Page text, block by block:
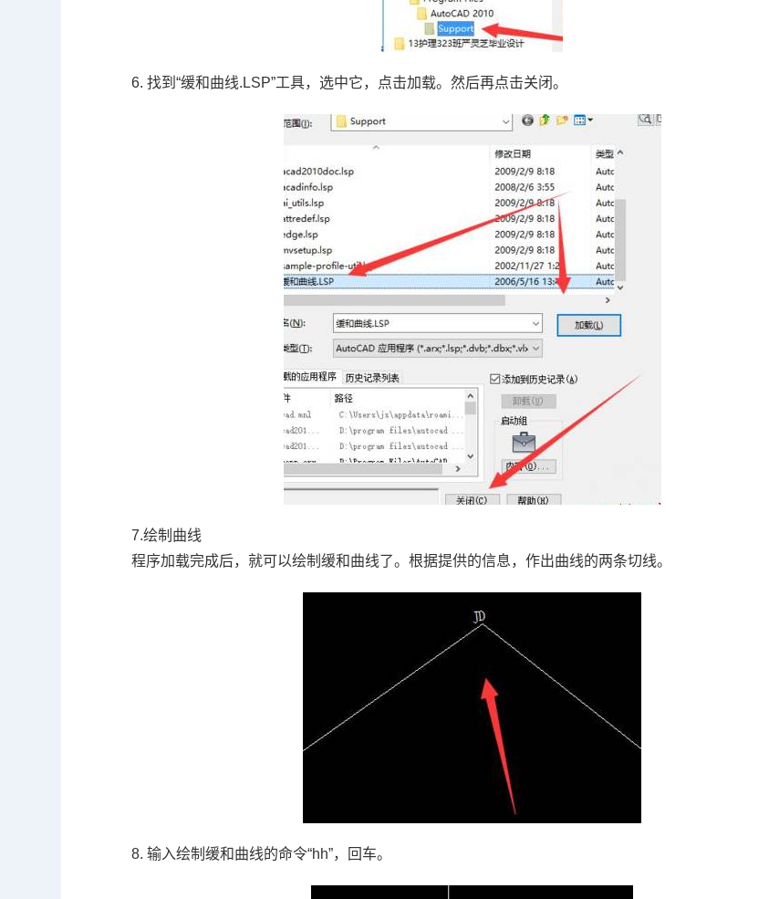
6. 找到“缓和曲线.LSP”工具，选中它，点击加载。然后再点击关闭。
7.绘制曲线
程序加载完成后，就可以绘制缓和曲线了。根据提供的信息，作出曲线的两条切线。
8. 输入绘制缓和曲线的命令“hh”，回车。